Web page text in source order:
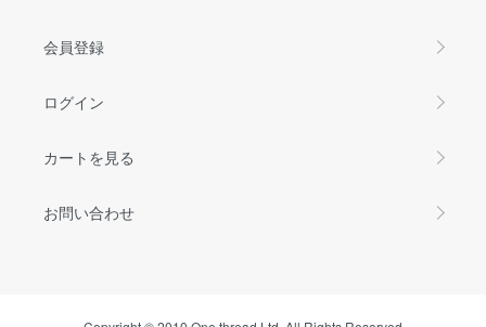
会員登録
ログイン
カートを見る
お問い合わせ